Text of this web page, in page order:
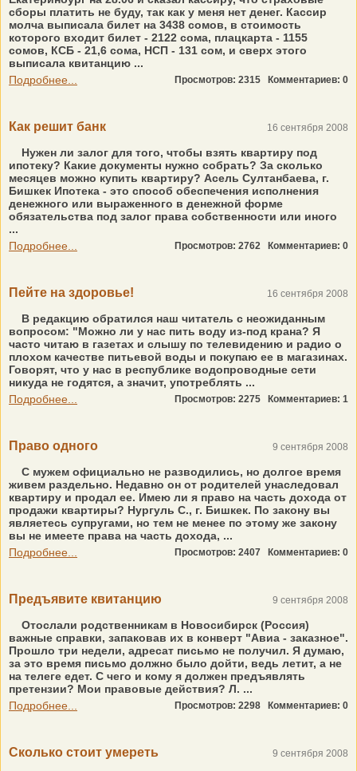
сборы платить не буду, так как у меня нет денег. Кассир
молча выписала билет на 3438 сомов, в стоимость
которого входит билет - 2122 сома, плацкарта - 1155
сомов, КСБ - 21,6 сома, НСП - 131 сом, и сверх этого
выписала квитанцию ...
Подробнее...
Просмотров: 2315 Комментариев: 0
Как решит банк 16 сентября 2008
Нужен ли залог для того, чтобы взять квартиру под
ипотеку? Какие документы нужно собрать? За сколько
месяцев можно купить квартиру? Асель Султанбаева, г.
Бишкек Ипотека - это способ обеспечения исполнения
денежного или выраженного в денежной форме
обязательства под залог права собственности или иного
...
Подробнее...
Просмотров: 2762 Комментариев: 0
Пейте на здоровье! 16 сентября 2008
В редакцию обратился наш читатель с неожиданным
вопросом: "Можно ли у нас пить воду из-под крана? Я
часто читаю в газетах и слышу по телевидению и радио о
плохом качестве питьевой воды и покупаю ее в магазинах.
Говорят, что у нас в республике водопроводные сети
никуда не годятся, а значит, употреблять ...
Подробнее...
Просмотров: 2275 Комментариев: 1
Право одного 9 сентября 2008
С мужем официально не разводились, но долгое время
живем раздельно. Недавно он от родителей унаследовал
квартиру и продал ее. Имею ли я право на часть дохода от
продажи квартиры? Нургуль С., г. Бишкек. По закону вы
являетесь супругами, но тем не менее по этому же закону
вы не имеете права на часть дохода, ...
Подробнее...
Просмотров: 2407 Комментариев: 0
Предъявите квитанцию 9 сентября 2008
Отослали родственникам в Новосибирск (Россия)
важные справки, запаковав их в конверт "Авиа - заказное".
Прошло три недели, адресат письмо не получил. Я думаю,
за это время письмо должно было дойти, ведь летит, а не
на телеге едет. С чего и кому я должен предъявлять
претензии? Мои правовые действия? Л. ...
Подробнее...
Просмотров: 2298 Комментариев: 0
Сколько стоит умереть 9 сентября 2008